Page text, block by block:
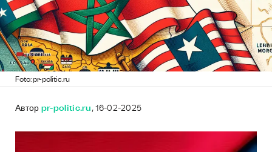
Foto: pr-politic.ru
Автор pr-politic.ru , 16-02-2025